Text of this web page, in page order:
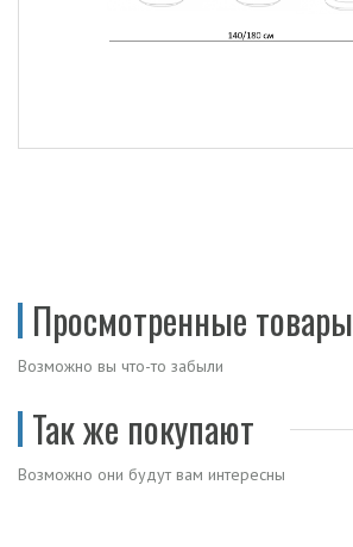
Просмотренные товары
Возможно вы что-то забыли
Так же покупают
Возможно они будут вам интересны